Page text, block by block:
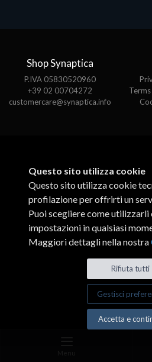
Shop Synaptica
P.IVA 05830520960
+39 02 00704272
customercare@synaptica.info
Questo sito utilizza cookie
Questo sito utilizza cookie
profilazione per offrirti un
Puoi scegliere come utilizzarli
impostazioni in qualsiasi
Maggiori dettagli nella nostra
Rifiuta tutti
Gestisci
Accetta e